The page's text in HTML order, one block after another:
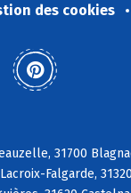
des cookies
31700
Falgarde,